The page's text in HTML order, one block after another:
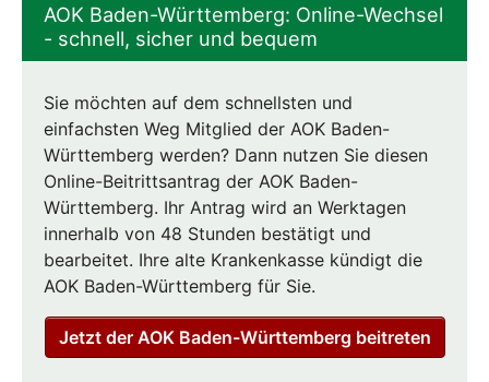
AOK Baden-Württemberg: Online-Wechsel
- schnell, sicher und bequem
Sie möchten auf dem schnellsten und
einfachsten Weg Mitglied der AOK Baden-
Württemberg werden? Dann nutzen Sie diesen
Online-Beitrittsantrag der AOK Baden-
Württemberg. Ihr Antrag wird an Werktagen
innerhalb von 48 Stunden bestätigt und
bearbeitet. Ihre alte Krankenkasse kündigt die
AOK Baden-Württemberg für Sie.
Jetzt der AOK Baden-Württemberg beitreten